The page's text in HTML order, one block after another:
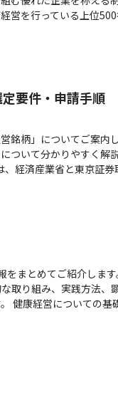
営を行っている上位
要件・申請手順
銘柄」についてご案内
ついて分かりやすく解
、経済産業省と東京証券
まとめてご紹介します
取り組み、実践方法、
健康経営についての基